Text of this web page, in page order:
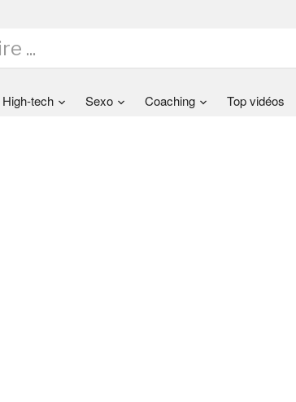
High-tech Sexo Coaching Top vidéos